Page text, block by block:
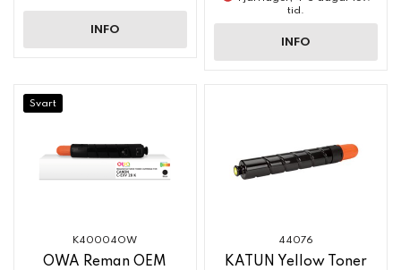
INFO
tid.
INFO
Svart
K40004OW
OWA Reman OEM
44076
KATUN Yellow Toner